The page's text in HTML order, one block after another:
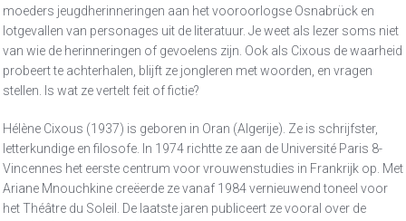
moeders jeugdherinneringen aan het vooroorlogse Osnabrück en
lotgevallen van personages uit de literatuur. Je weet als lezer soms niet
van wie de herinneringen of gevoelens zijn. Ook als Cixous de waarheid
probeert te achterhalen, blijft ze jongleren met woorden, en vragen
stellen. Is wat ze vertelt feit of fictie?
Hélène Cixous (1937) is geboren in Oran (Algerije). Ze is schrijfster,
letterkundige en filosofe. In 1974 richtte ze aan de Université Paris 8-
Vincennes het eerste centrum voor vrouwenstudies in Frankrijk op. Met
Ariane Mnouchkine creëerde ze vanaf 1984 vernieuwend toneel voor
het Théâtre du Soleil. De laatste jaren publiceert ze vooral over de